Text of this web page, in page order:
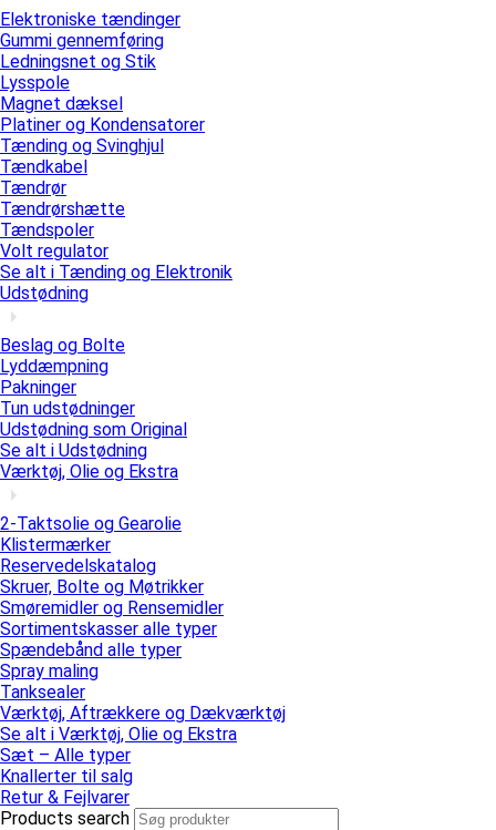
Elektroniske tændinger
Gummi gennemføring
Ledningsnet og Stik
Lysspole
Magnet dæksel
Platiner og Kondensatorer
Tænding og Svinghjul
Tændkabel
Tændrør
Tændrørshætte
Tændspoler
Volt regulator
Se alt i Tænding og Elektronik
Udstødning
Beslag og Bolte
Lyddæmpning
Pakninger
Tun udstødninger
Udstødning som Original
Se alt i Udstødning
Værktøj, Olie og Ekstra
2-Taktsolie og Gearolie
Klistermærker
Reservedelskatalog
Skruer, Bolte og Møtrikker
Smøremidler og Rensemidler
Sortimentskasser alle typer
Spændebånd alle typer
Spray maling
Tanksealer
Værktøj, Aftrækkere og Dækværktøj
Se alt i Værktøj, Olie og Ekstra
Sæt – Alle typer
Knallerter til salg
Retur & Fejlvarer
Products search